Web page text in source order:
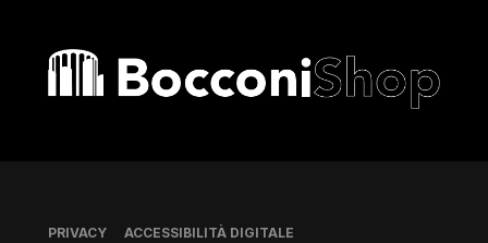
Bocconi shop
Piè di pagina
PRIVACY ACCESSIBILITÀ DIGITALE